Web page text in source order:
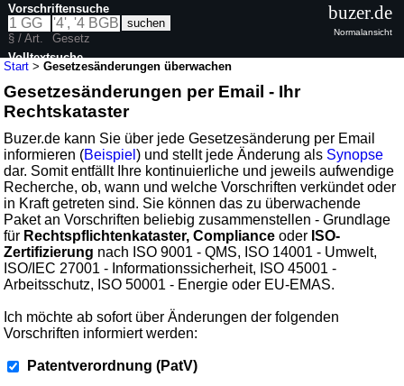
Start >Gesetzesänderungen überwachen
Gesetzesänderungen per Email - Ihr
Rechtskataster
Buzer.de kann Sie über jede Gesetzesänderung per Email
informieren (Beispiel) und stellt jede Änderung als Synopse
dar. Somit entfällt Ihre kontinuierliche und jeweils aufwendige
Recherche, ob, wann und welche Vorschriften verkündet oder
in Kraft getreten sind. Sie können das zu überwachende
Paket an Vorschriften beliebig zusammenstellen - Grundlage
für Rechtspflichtenkataster, Compliance oder ISO-
Zertifizierung nach ISO 9001 - QMS, ISO 14001 - Umwelt,
ISO/IEC 27001 - Informationssicherheit, ISO 45001 -
Arbeitsschutz, ISO 50001 - Energie oder EU-EMAS.
Ich möchte ab sofort über Änderungen der folgenden
Vorschriften informiert werden:
Patentverordnung (PatV)
Vorschriftensuche
§ / Art.
Gesetz
Volltextsuche
buzer.de
Normalansicht